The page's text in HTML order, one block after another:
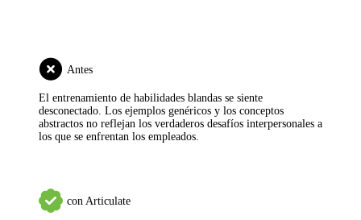
Antes
El entrenamiento de habilidades blandas se siente
desconectado. Los ejemplos genéricos y los conceptos
abstractos no reflejan los verdaderos desafíos interpersonales a
los que se enfrentan los empleados.
con Articulate